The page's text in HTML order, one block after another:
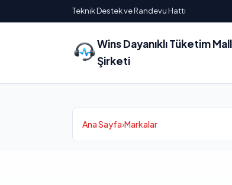
Teknik Destek ve Randevu Hattı
Wins Dayanıklı Tüketim
Şirketi
Ana Sayfa›Markalar